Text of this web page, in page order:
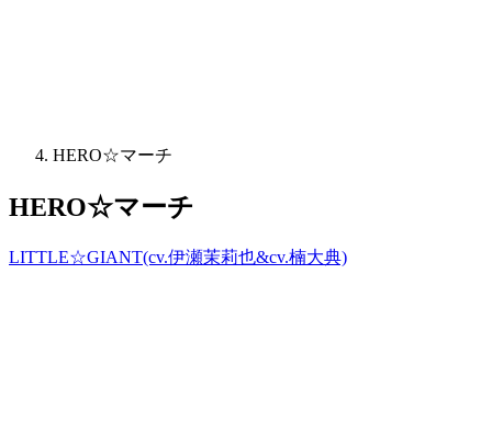
HERO☆マーチ
HERO☆マーチ
LITTLE☆GIANT(cv.伊瀬茉莉也&cv.楠大典)